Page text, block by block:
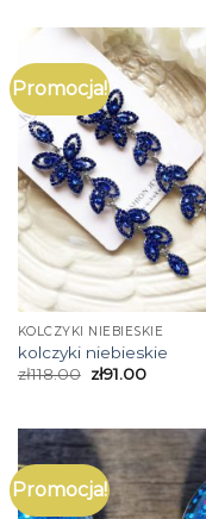
Promocja!
KOLCZYKI NIEBIESKIE
kolczyki niebieskie
zł118.00 zł91.00
Promocja!